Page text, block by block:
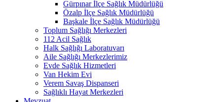
Gürpınar İlçe Sağlık Müdürlüğü
Özalp İlçe Sağlık Müdürlüğü
Başkale İlçe Sağlık Müdürlüğü
Toplum Sağlığı Merkezleri
112 Acil Sağlık
Halk Sağlığı Laboratuvarı
Aile Sağlığı Merkezlerimiz
Evde Sağlık Hizmetleri
Van Hekim Evi
Verem Savaş Dispanseri
Sağlıklı Hayat Merkezleri